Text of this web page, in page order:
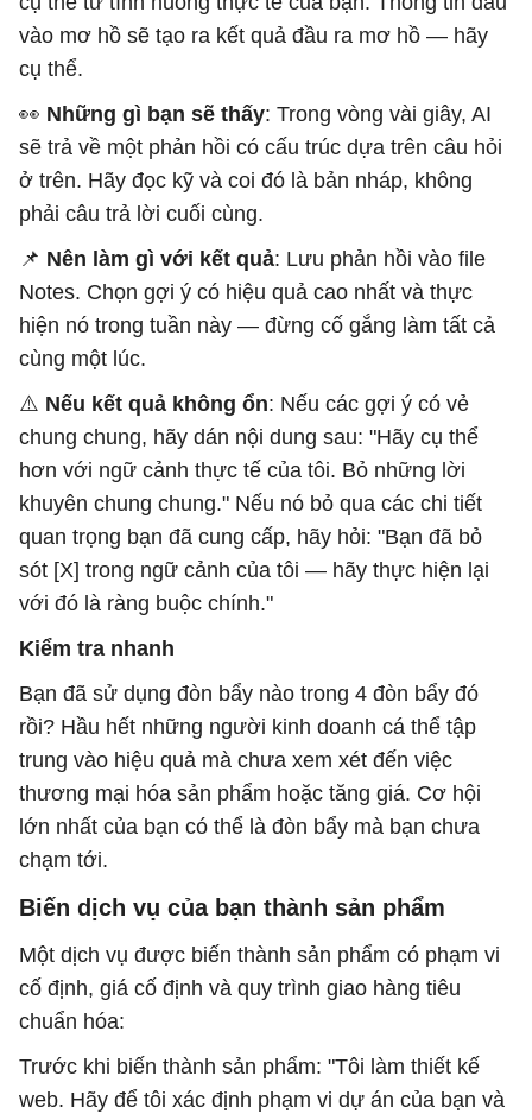
vào mơ hồ sẽ tạo ra kết quả đầu ra mơ hồ — hãy
cụ thể.
👀 Những gì bạn sẽ thấy: Trong vòng vài giây, AI
sẽ trả về một phản hồi có cấu trúc dựa trên câu hỏi
ở trên. Hãy đọc kỹ và coi đó là bản nháp, không
phải câu trả lời cuối cùng.
📌 Nên làm gì với kết quả: Lưu phản hồi vào file
Notes. Chọn gợi ý có hiệu quả cao nhất và thực
hiện nó trong tuần này — đừng cố gắng làm tất cả
cùng một lúc.
⚠️ Nếu kết quả không ổn: Nếu các gợi ý có vẻ
chung chung, hãy dán nội dung sau: "Hãy cụ thể
hơn với ngữ cảnh thực tế của tôi. Bỏ những lời
khuyên chung chung." Nếu nó bỏ qua các chi tiết
quan trọng bạn đã cung cấp, hãy hỏi: "Bạn đã bỏ
sót [X] trong ngữ cảnh của tôi — hãy thực hiện lại
với đó là ràng buộc chính."
Kiểm tra nhanh
Bạn đã sử dụng đòn bẩy nào trong 4 đòn bẩy đó
rồi? Hầu hết những người kinh doanh cá thể tập
trung vào hiệu quả mà chưa xem xét đến việc
thương mại hóa sản phẩm hoặc tăng giá. Cơ hội
lớn nhất của bạn có thể là đòn bẩy mà bạn chưa
chạm tới.
Biến dịch vụ của bạn thành sản phẩm
Một dịch vụ được biến thành sản phẩm có phạm vi
cố định, giá cố định và quy trình giao hàng tiêu
chuẩn hóa:
Trước khi biến thành sản phẩm: "Tôi làm thiết kế
web. Hãy để tôi xác định phạm vi dự án của bạn và